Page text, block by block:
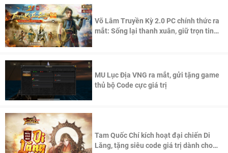
Võ Lâm Truyền Kỳ 2.0 PC chính thức ra
mắt: Sống lại thanh xuân, giữ trọn tinh
MU Lục Địa VNG ra mắt, gửi tặng game
thủ bộ Code cực giá trị
Tam Quốc Chí kích hoạt đại chiến Di
Lăng, tặng siêu code giá trị dành cho